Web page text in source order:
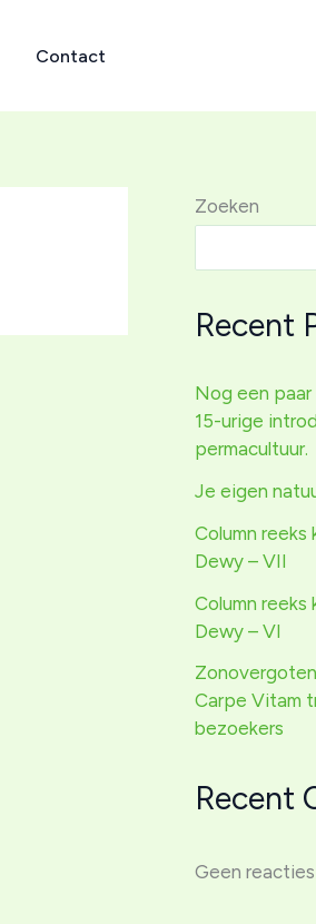
Contact
Zoeken
Recent
Nog een
15-urige
permacultuur.
Je eigen
Column
Dewy – VII
Column
Dewy – VI
Carpe Vitam
bezoekers
Recent
Geen